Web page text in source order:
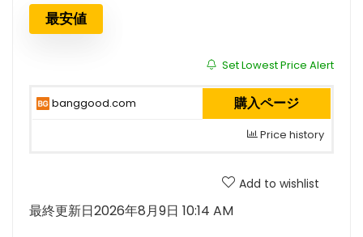
最安値
Set Lowest Price Alert
banggood.com 購入ページ
Price history
Add to wishlist
最終更新日2026年8月9日 10:14 AM